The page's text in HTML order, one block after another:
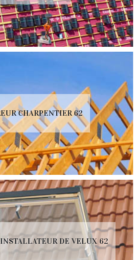
CHARPENTIER 62
DE VELUX 62